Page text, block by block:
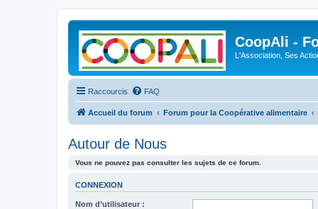
CoopAli -
L'Association, Ses
Raccourcis FAQ
Accueil du forum Forum pour la Coopérative alimentaire
Autour de Nous
Vous ne pouvez pas consulter les sujets de ce forum.
CONNEXION
Nom d’utilisateur :